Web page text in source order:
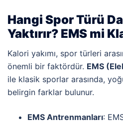
Hangi Spor Türü
Yaktırır? EMS mi
Kalori yakımı, spor türleri
önemli bir faktördür. EMS
ile klasik sporlar arasında,
belirgin farklar bulunur.
EMS Antrenmanları: